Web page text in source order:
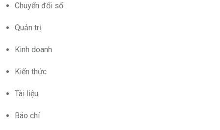
Chuyển đổi số
Quản trị
Kinh doanh
Kiến thức
Tài liệu
Báo chí